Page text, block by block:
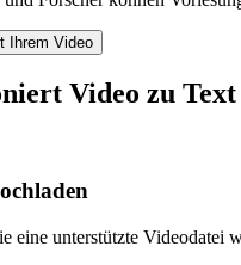
Ihrem Video
Video zu Text
eine unterstützte